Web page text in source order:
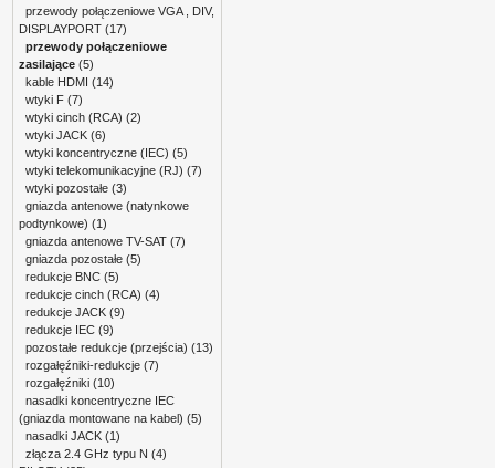
przewody połączeniowe VGA , DIV,
DISPLAYPORT (17)
przewody połączeniowe
zasilające (5)
kable HDMI (14)
wtyki F (7)
wtyki cinch (RCA) (2)
wtyki JACK (6)
wtyki koncentryczne (IEC) (5)
wtyki telekomunikacyjne (RJ) (7)
wtyki pozostałe (3)
gniazda antenowe (natynkowe
podtynkowe) (1)
gniazda antenowe TV-SAT (7)
gniazda pozostałe (5)
redukcje BNC (5)
redukcje cinch (RCA) (4)
redukcje JACK (9)
redukcje IEC (9)
pozostałe redukcje (przejścia) (13)
rozgałęźniki-redukcje (7)
rozgałęźniki (10)
nasadki koncentryczne IEC
(gniazda montowane na kabel) (5)
nasadki JACK (1)
złącza 2.4 GHz typu N (4)